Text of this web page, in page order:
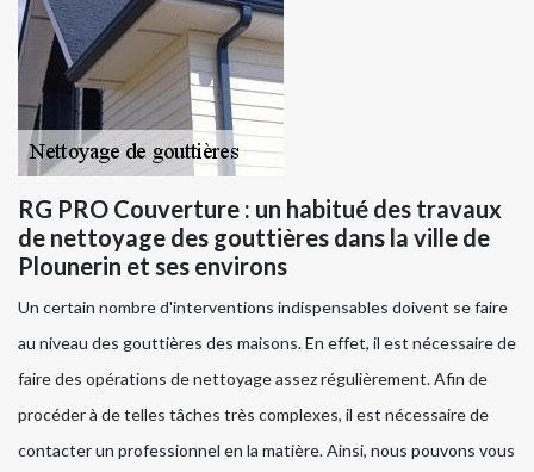
RG PRO Couverture : un habitué des travaux
de nettoyage des gouttières dans la ville de
Plounerin et ses environs
Un certain nombre d'interventions indispensables doivent se faire
au niveau des gouttières des maisons. En effet, il est nécessaire de
faire des opérations de nettoyage assez régulièrement. Afin de
procéder à de telles tâches très complexes, il est nécessaire de
contacter un professionnel en la matière. Ainsi, nous pouvons vous